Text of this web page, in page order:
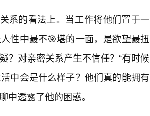
系的看法上。当工作将他们置于一
性中最不🎯堪的一面，是欲望最扭
？对亲密关系产生不信任？“有时候
中会是什么样子？他们真的能拥有
中透露了他的困惑。